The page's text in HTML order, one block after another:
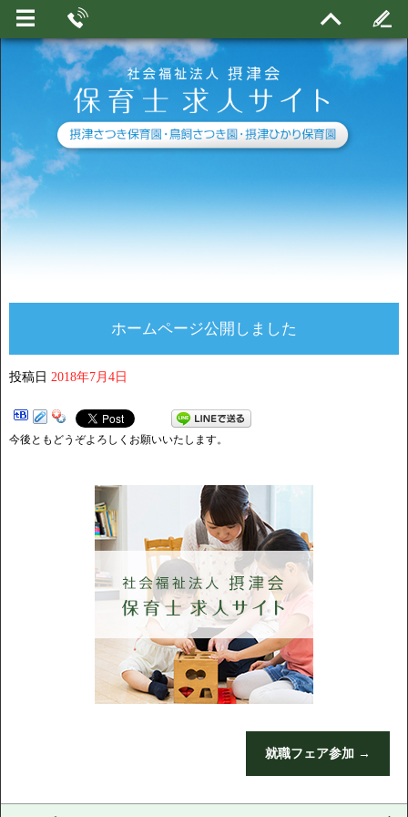
ホームページ公開しました
投稿日 2018年7月4日
今後ともどうぞよろしくお願いいたします。
就職フェア参加 →